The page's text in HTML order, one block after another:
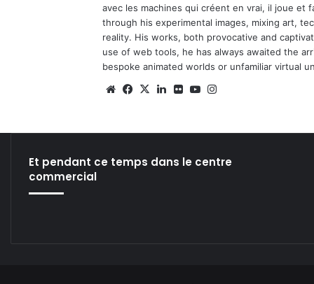
avec les machines qui créent en vrai, il joue et
through his experimental images, mixing art,
reality. His works, both provocative and
use of web tools, he has always awaited the
bespoke animated worlds or unfamiliar virtual
We Fa
X
Lin Fli Yo
Et pendant ce temps dans le centre
commercial